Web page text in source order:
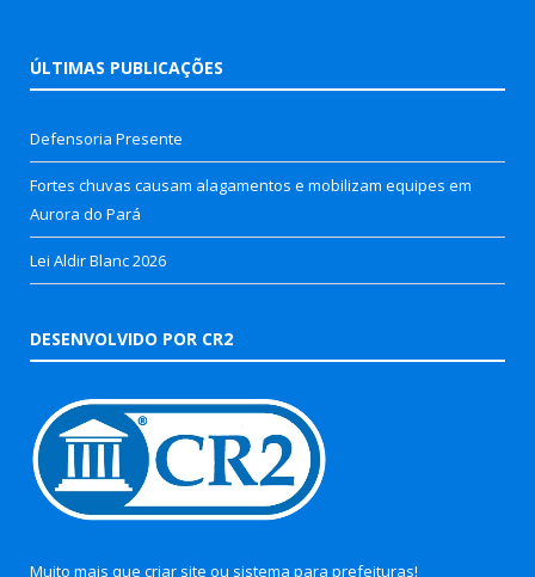
ÚLTIMAS PUBLICAÇÕES
Defensoria Presente
Fortes chuvas causam alagamentos e mobilizam equipes em
Aurora do Pará
Lei Aldir Blanc 2026
DESENVOLVIDO POR CR2
Muito mais que criar site ou sistema para prefeituras!